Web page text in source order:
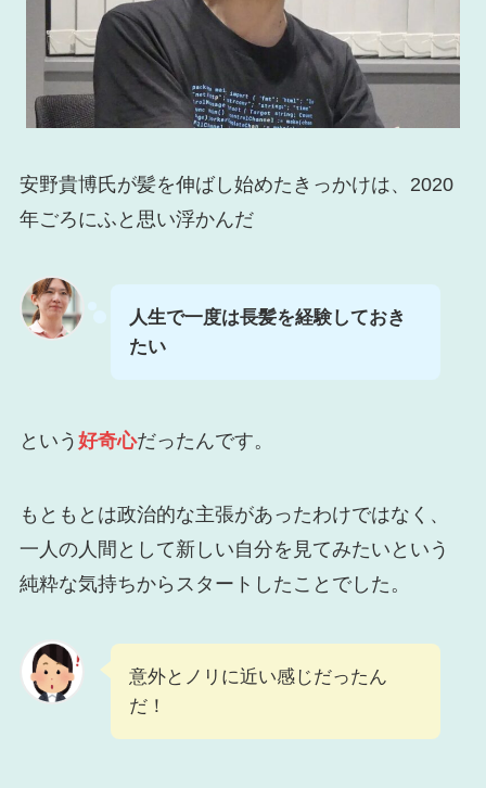
安野貴博氏が髪を伸ばし始めたきっかけは、2020
年ごろにふと思い浮かんだ
人生で一度は長髪を経験しておき
たい
という 好奇心だったんです。
もともとは政治的な主張があったわけではなく、
一人の人間として新しい自分を見てみたいという
純粋な気持ちからスタートしたことでした。
意外とノリに近い感じだったん
だ！